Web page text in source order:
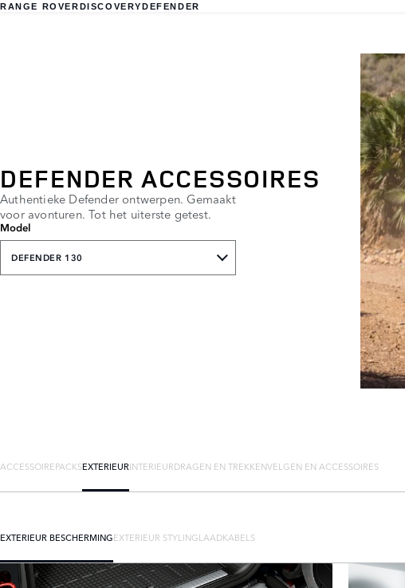
RANGE ROVERDISCOVERYDEFENDER
DEFENDER ACCESSOIRES
Authentieke Defender ontwerpen. Gemaakt
voor avonturen. Tot het uiterste getest.
Model
DEFENDER 130
ACCESSOIREPACKSEXTERIEURINTERIEURDRAGEN EN TREKKENVELGEN EN ACCESSOIRES
EXTERIEUR BESCHERMINGEXTERIEUR STYLINGLAADKABELS